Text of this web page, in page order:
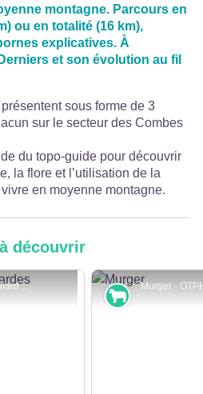
montagne. Parcours en
ou en totalité (16 km),
explicatives. À
et son évolution au fil
sous forme de 3
sur le secteur des Combes
du topo-guide pour découvrir
la flore et l’utilisation de la
en moyenne montagne.
découvrir
Troupeau de Montbéliardes - J. Cordier Murger -